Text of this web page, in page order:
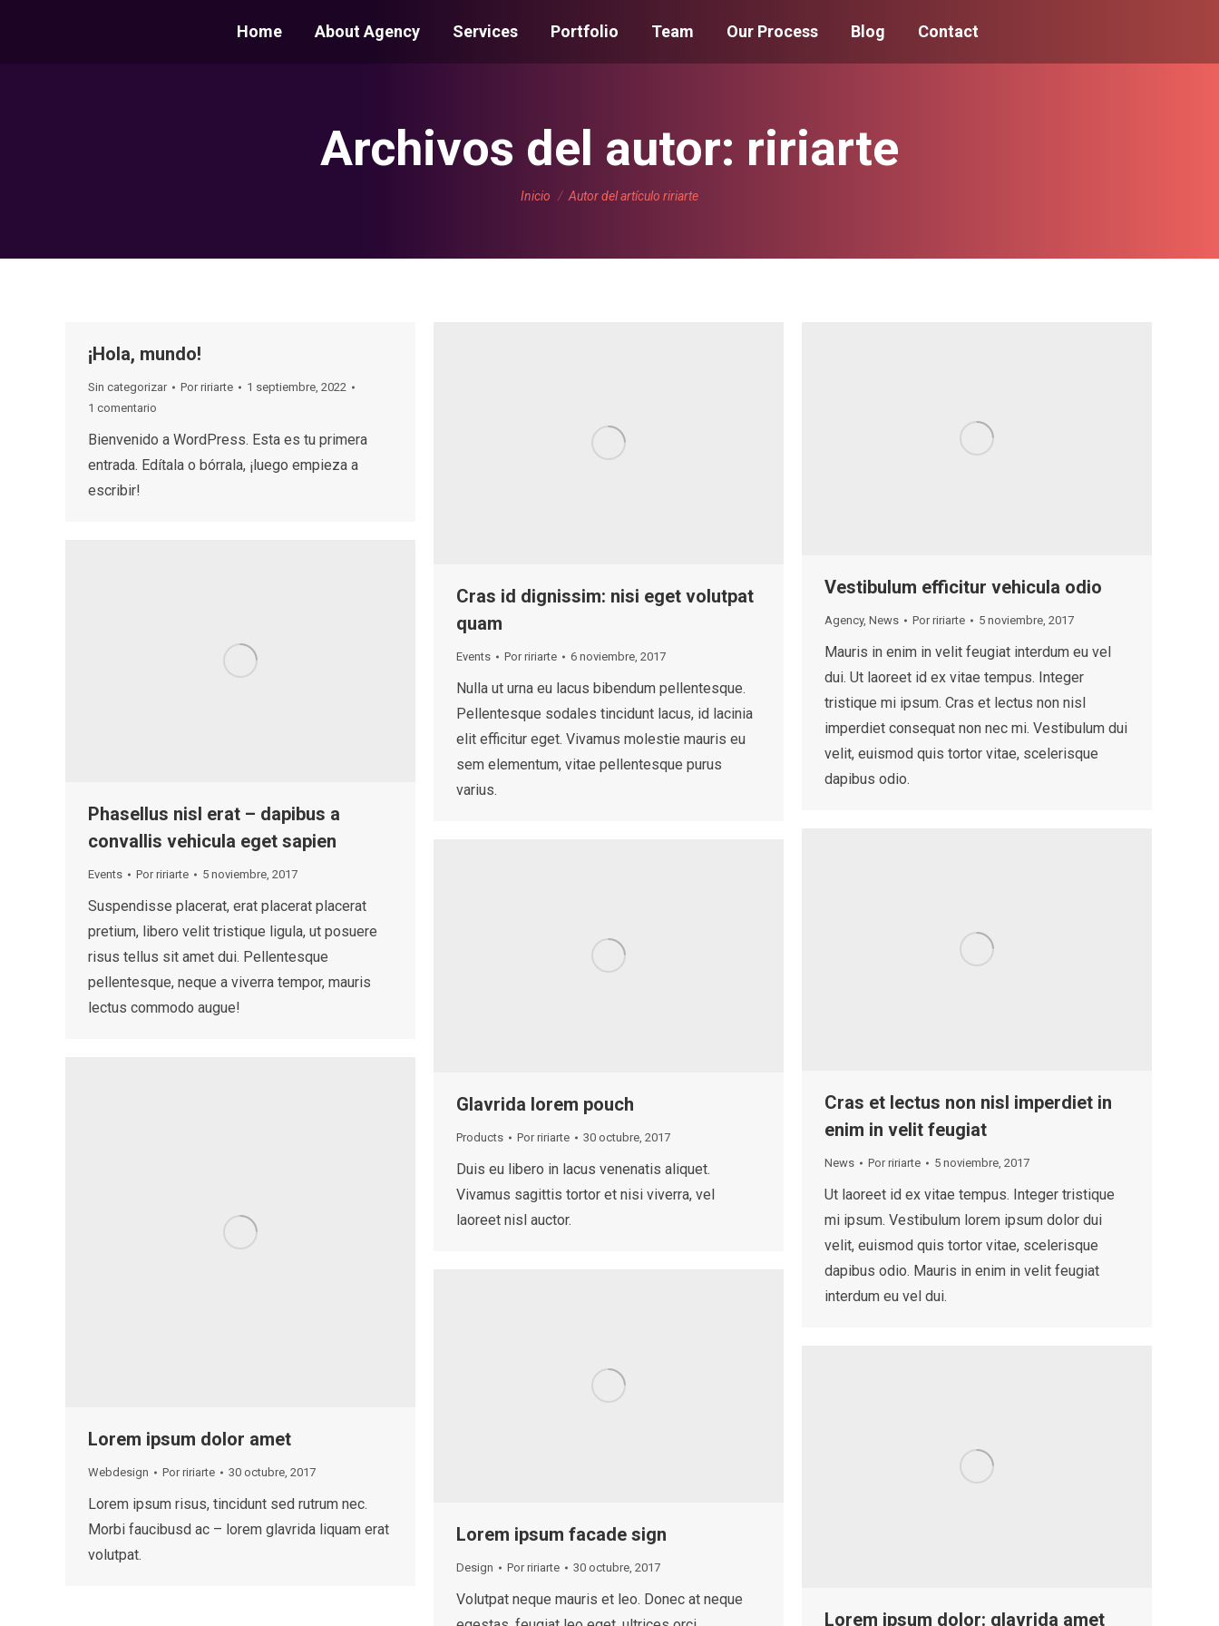
Home About Agency Services Portfolio Team Our Process Blog Contact
Archivos del autor: ririarte
Estás aquí:
Inicio Autor del artículo ririarte
¡Hola, mundo!
Sin categorizar Porririarte
1 septiembre, 2022
1 comentario
Bienvenido a WordPress. Esta es tu primera
entrada. Edítala o bórrala, ¡luego empieza a
escribir!
Cras id dignissim: nisi eget volutpat
quam
Events Porririarte 6 noviembre, 2017
Nulla ut urna eu lacus bibendum pellentesque.
Pellentesque sodales tincidunt lacus, id lacinia
elit efficitur eget. Vivamus molestie mauris eu
sem elementum, vitae pellentesque purus
varius.
Vestibulum efficitur vehicula odio
Agency, News Porririarte 5 noviembre, 2017
Mauris in enim in velit feugiat interdum eu vel
dui. Ut laoreet id ex vitae tempus. Integer
tristique mi ipsum. Cras et lectus non nisl
imperdiet consequat non nec mi. Vestibulum dui
velit, euismod quis tortor vitae, scelerisque
dapibus odio.
Phasellus nisl erat – dapibus a
convallis vehicula eget sapien
Events Porririarte 5 noviembre, 2017
Suspendisse placerat, erat placerat placerat
pretium, libero velit tristique ligula, ut posuere
risus tellus sit amet dui. Pellentesque
pellentesque, neque a viverra tempor, mauris
lectus commodo augue!
Cras et lectus non nisl imperdiet in
enim in velit feugiat
News Porririarte 5 noviembre, 2017
Ut laoreet id ex vitae tempus. Integer tristique
mi ipsum. Vestibulum lorem ipsum dolor dui
velit, euismod quis tortor vitae, scelerisque
dapibus odio. Mauris in enim in velit feugiat
interdum eu vel dui.
Glavrida lorem pouch
Products Porririarte 30 octubre, 2017
Duis eu libero in lacus venenatis aliquet.
Vivamus sagittis tortor et nisi viverra, vel
laoreet nisl auctor.
Lorem ipsum dolor amet
Webdesign Porririarte 30 octubre, 2017
Lorem ipsum risus, tincidunt sed rutrum nec.
Morbi faucibusd ac – lorem glavrida liquam erat
volutpat.
Lorem ipsum facade sign
Design Porririarte 30 octubre, 2017
Volutpat neque mauris et leo. Donec at neque
Lorem ipsum dolor: glavrida amet